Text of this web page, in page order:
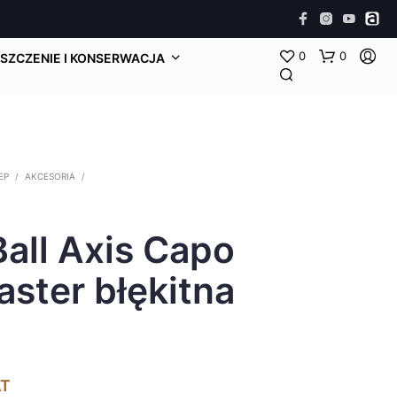
I KONSERWACJA
0 0
/ AKCESORIA
/
Axis Capo
błękitna